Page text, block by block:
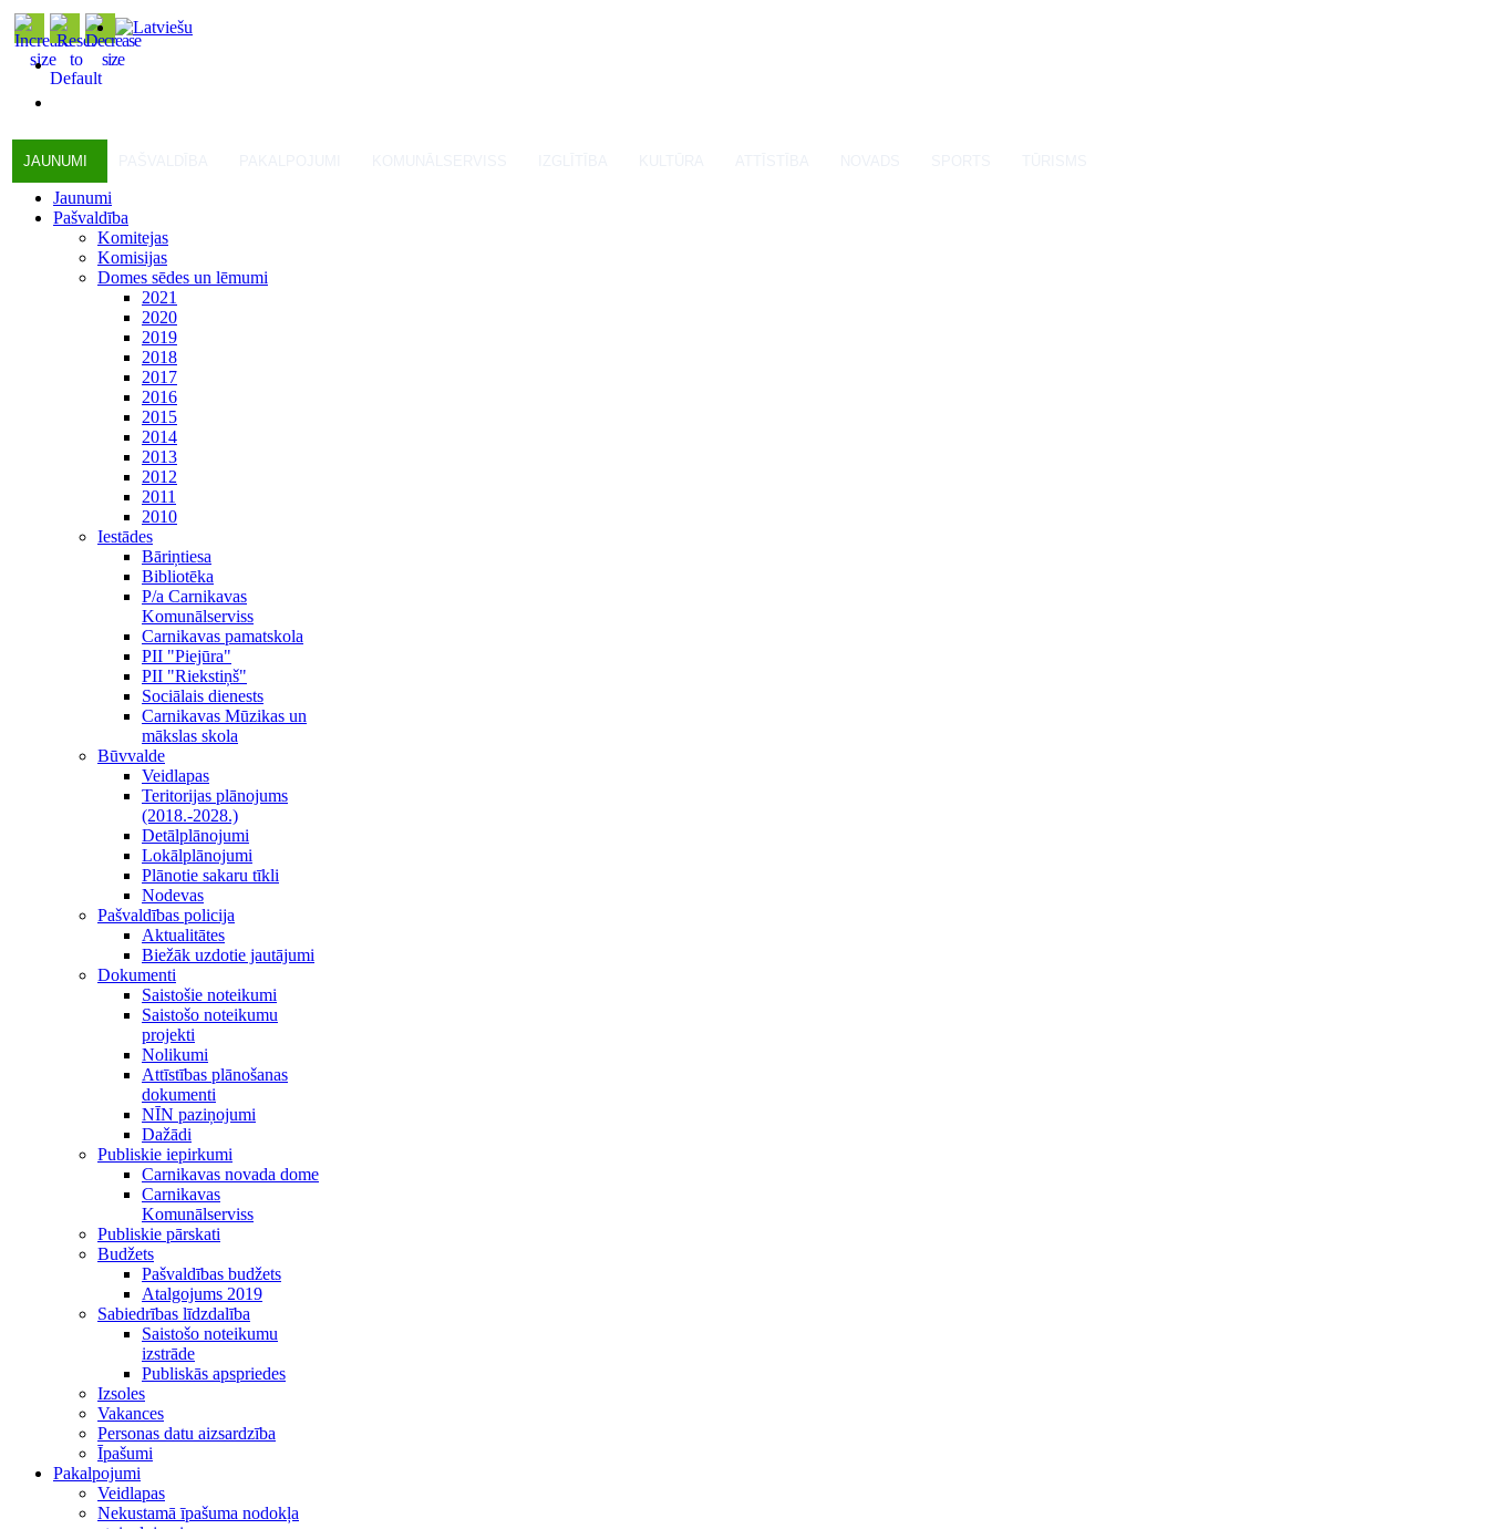
JAUNUMI
Jaunumi
Pašvaldība
Komitejas
Komisijas
Domes sēdes un lēmumi
2021
2020
2019
2018
2017
2016
2015
2014
2013
2012
2011
2010
Iestādes
Bāriņtiesa
Bibliotēka
P/a Carnikavas
Komunālserviss
Carnikavas pamatskola
PII "Piejūra"
PII "Riekstiņš"
Sociālais dienests
Carnikavas Mūzikas un
mākslas skola
Būvvalde
Veidlapas
Teritorijas plānojums
(2018.-2028.)
Detālplānojumi
Lokālplānojumi
Plānotie sakaru tīkli
Nodevas
Pašvaldības policija
Aktualitātes
Biežāk uzdotie jautājumi
Dokumenti
Saistošie noteikumi
Saistošo noteikumu
projekti
Nolikumi
Attīstības plānošanas
dokumenti
NĪN paziņojumi
Dažādi
Publiskie iepirkumi
Carnikavas novada dome
Carnikavas
Komunālserviss
Publiskie pārskati
Budžets
Pašvaldības budžets
Atalgojums 2019
Sabiedrības līdzdalība
Saistošo noteikumu
izstrāde
Publiskās apspriedes
Izsoles
Vakances
Personas datu aizsardzība
Īpašumi
Pakalpojumi
Veidlapas
Nekustamā īpašuma nodokļa